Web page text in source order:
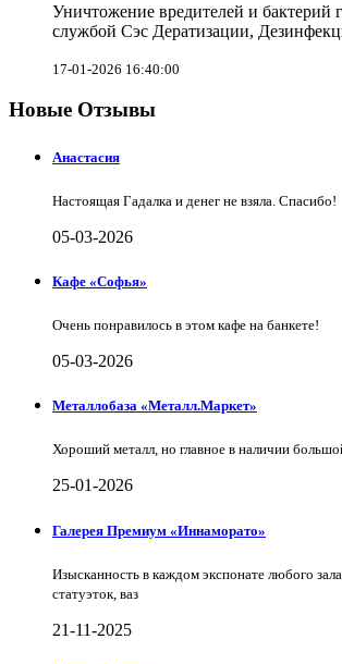
Уничтожение вредителей и бактерий
службой Сэс Дератизации,
17-01-2026 16:40:00
Новые Отзывы
Анастасия
Настоящая Гадалка и денег не взяла. Спасибо!
05-03-2026
Кафе «Софья»
Очень понравилось в этом кафе на банкете!
05-03-2026
Металлобаза «Металл.Маркет»
Хороший металл, но главное в наличии
25-01-2026
Галерея Премиум «Иннаморато»
Изысканность в каждом экспонате любого зала
статуэток, ваз
21-11-2025